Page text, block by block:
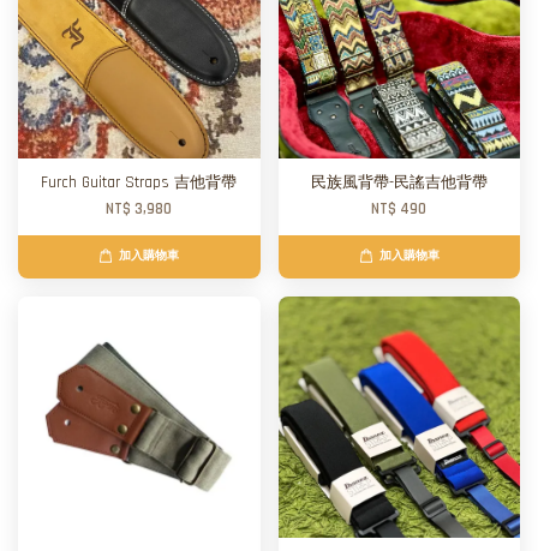
Furch Guitar Straps 吉他背帶
NT$ 3,980
加入購物車
民族風背帶-民謠吉他背帶
NT$ 490
加入購物車